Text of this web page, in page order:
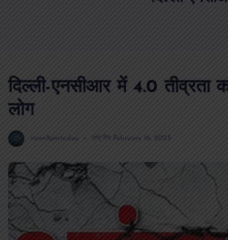
दिल्ली-एनसीआर में 4.0
लोग
news8pmtoday राष्ट्रीय February 16, 2025